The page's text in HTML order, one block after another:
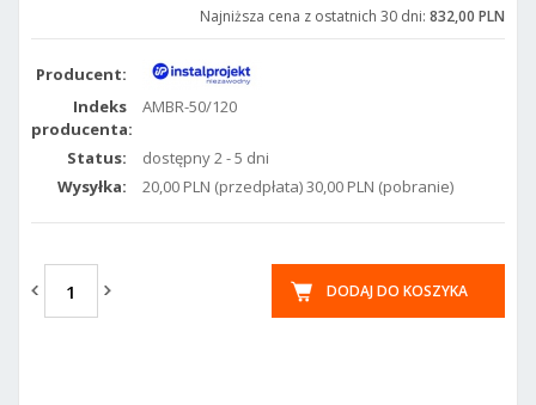
Najniższa cena z ostatnich 30 dni: 832,00 PLN
Producent:
Indeks
producenta:
AMBR-50/120
Status:
dostępny 2 - 5 dni
Wysyłka:
20,00 PLN (przedpłata) 30,00 PLN (pobranie)
DODAJ DO KOSZYKA